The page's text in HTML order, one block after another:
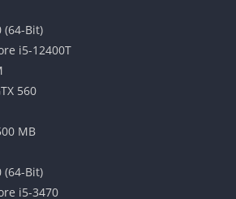
únicas que cambian completamente
oleada. Además, hay más de 70
combinar de formas inesperadas,
poderosas o fallos catastróficos
y rejugabilidad total
manera aleatoria, y los enemigos
y ritmo de aparición, lo que asegura
(64-Bit)
i5-12400T
560
MB
(64-Bit)
i5-3470